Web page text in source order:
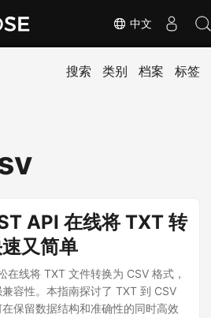
中文
搜索 类别 档案 标签
API 在线将 TXT 转
又简单
在线将 TXT 文件转换为 CSV 格式，
容性。本指南探讨了 TXT 到 CSV
保留数据结构和准确性的同时高效